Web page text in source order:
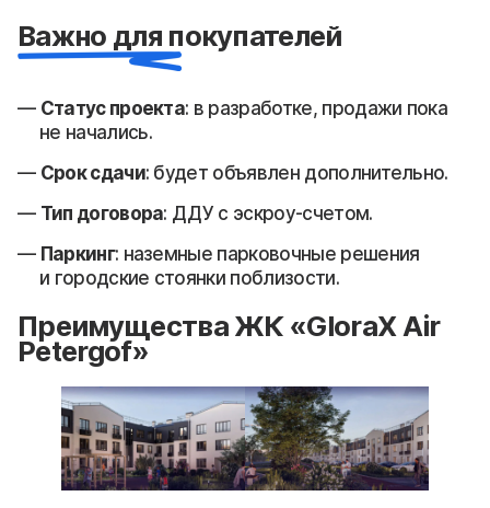
Важно для покупателей
Статус проекта: в разработке, продажи пока
не начались.
Срок сдачи: будет объявлен дополнительно.
Тип договора: ДДУ с эскроу-счетом.
Паркинг: наземные парковочные решения
и городские стоянки поблизости.
Преимущества ЖК «GloraX Air
Petergof»